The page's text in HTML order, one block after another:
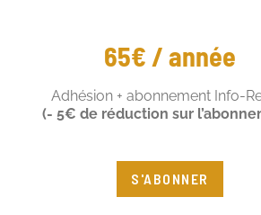
65€ / année
Adhésion + abonnement Info-
(- 5€ de réduction sur
S'ABONNER